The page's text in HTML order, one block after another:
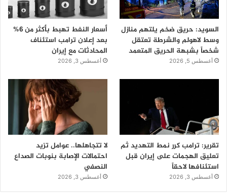
السويد: حريق ضخم يلتهم منازل
وسط لاهولم والشرطة تعتقل
شخصاً بشبهة الحريق المتعمد
أغسطس 5, 2026
أسعار النفط تهبط بأكثر من 6%
بعد إعلان ترامب استئناف
المحادثات مع إيران
أغسطس 3, 2026
تقرير: ترامب كرر نمط التهديد ثم
تعليق الهجمات على إيران قبل
استئنافها لاحقاً
أغسطس 3, 2026
لا تتجاهلها.. عوامل تزيد
احتمالات الإصابة بنوبات الصداع
النصفي
أغسطس 3, 2026